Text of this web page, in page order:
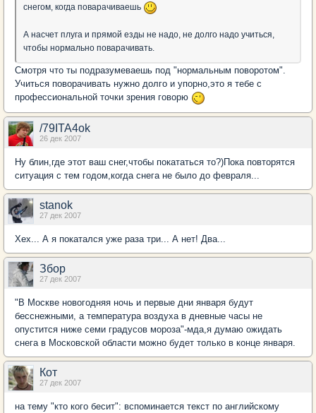
снегом, когда поварачиваешь
А насчет плуга и прямой езды не надо, не долго надо учиться,
чтобы нормально поварачивать.
Смотря что ты подразумеваешь под "нормальным поворотом".
Учиться поворачивать нужно долго и упорно,это я тебе с
профессиональной точки зрения говорю
/79ITA4ok
26 дек 2007
Ну блин,где этот ваш снег,чтобы покататься то?)Пока повторятся
ситуация с тем годом,когда снега не было до февраля...
stanok
27 дек 2007
Хех... А я покатался уже раза три... А нет! Два...
Збор
27 дек 2007
"В Москве новогодняя ночь и первые дни января будут
бесснежными, а температура воздуха в дневные часы не
опустится ниже семи градусов мороза"-мда,я думаю ожидать
снега в Московской области можно будет только в конце января.
Кот
27 дек 2007
на тему "кто кого бесит": вспоминается текст по английскому